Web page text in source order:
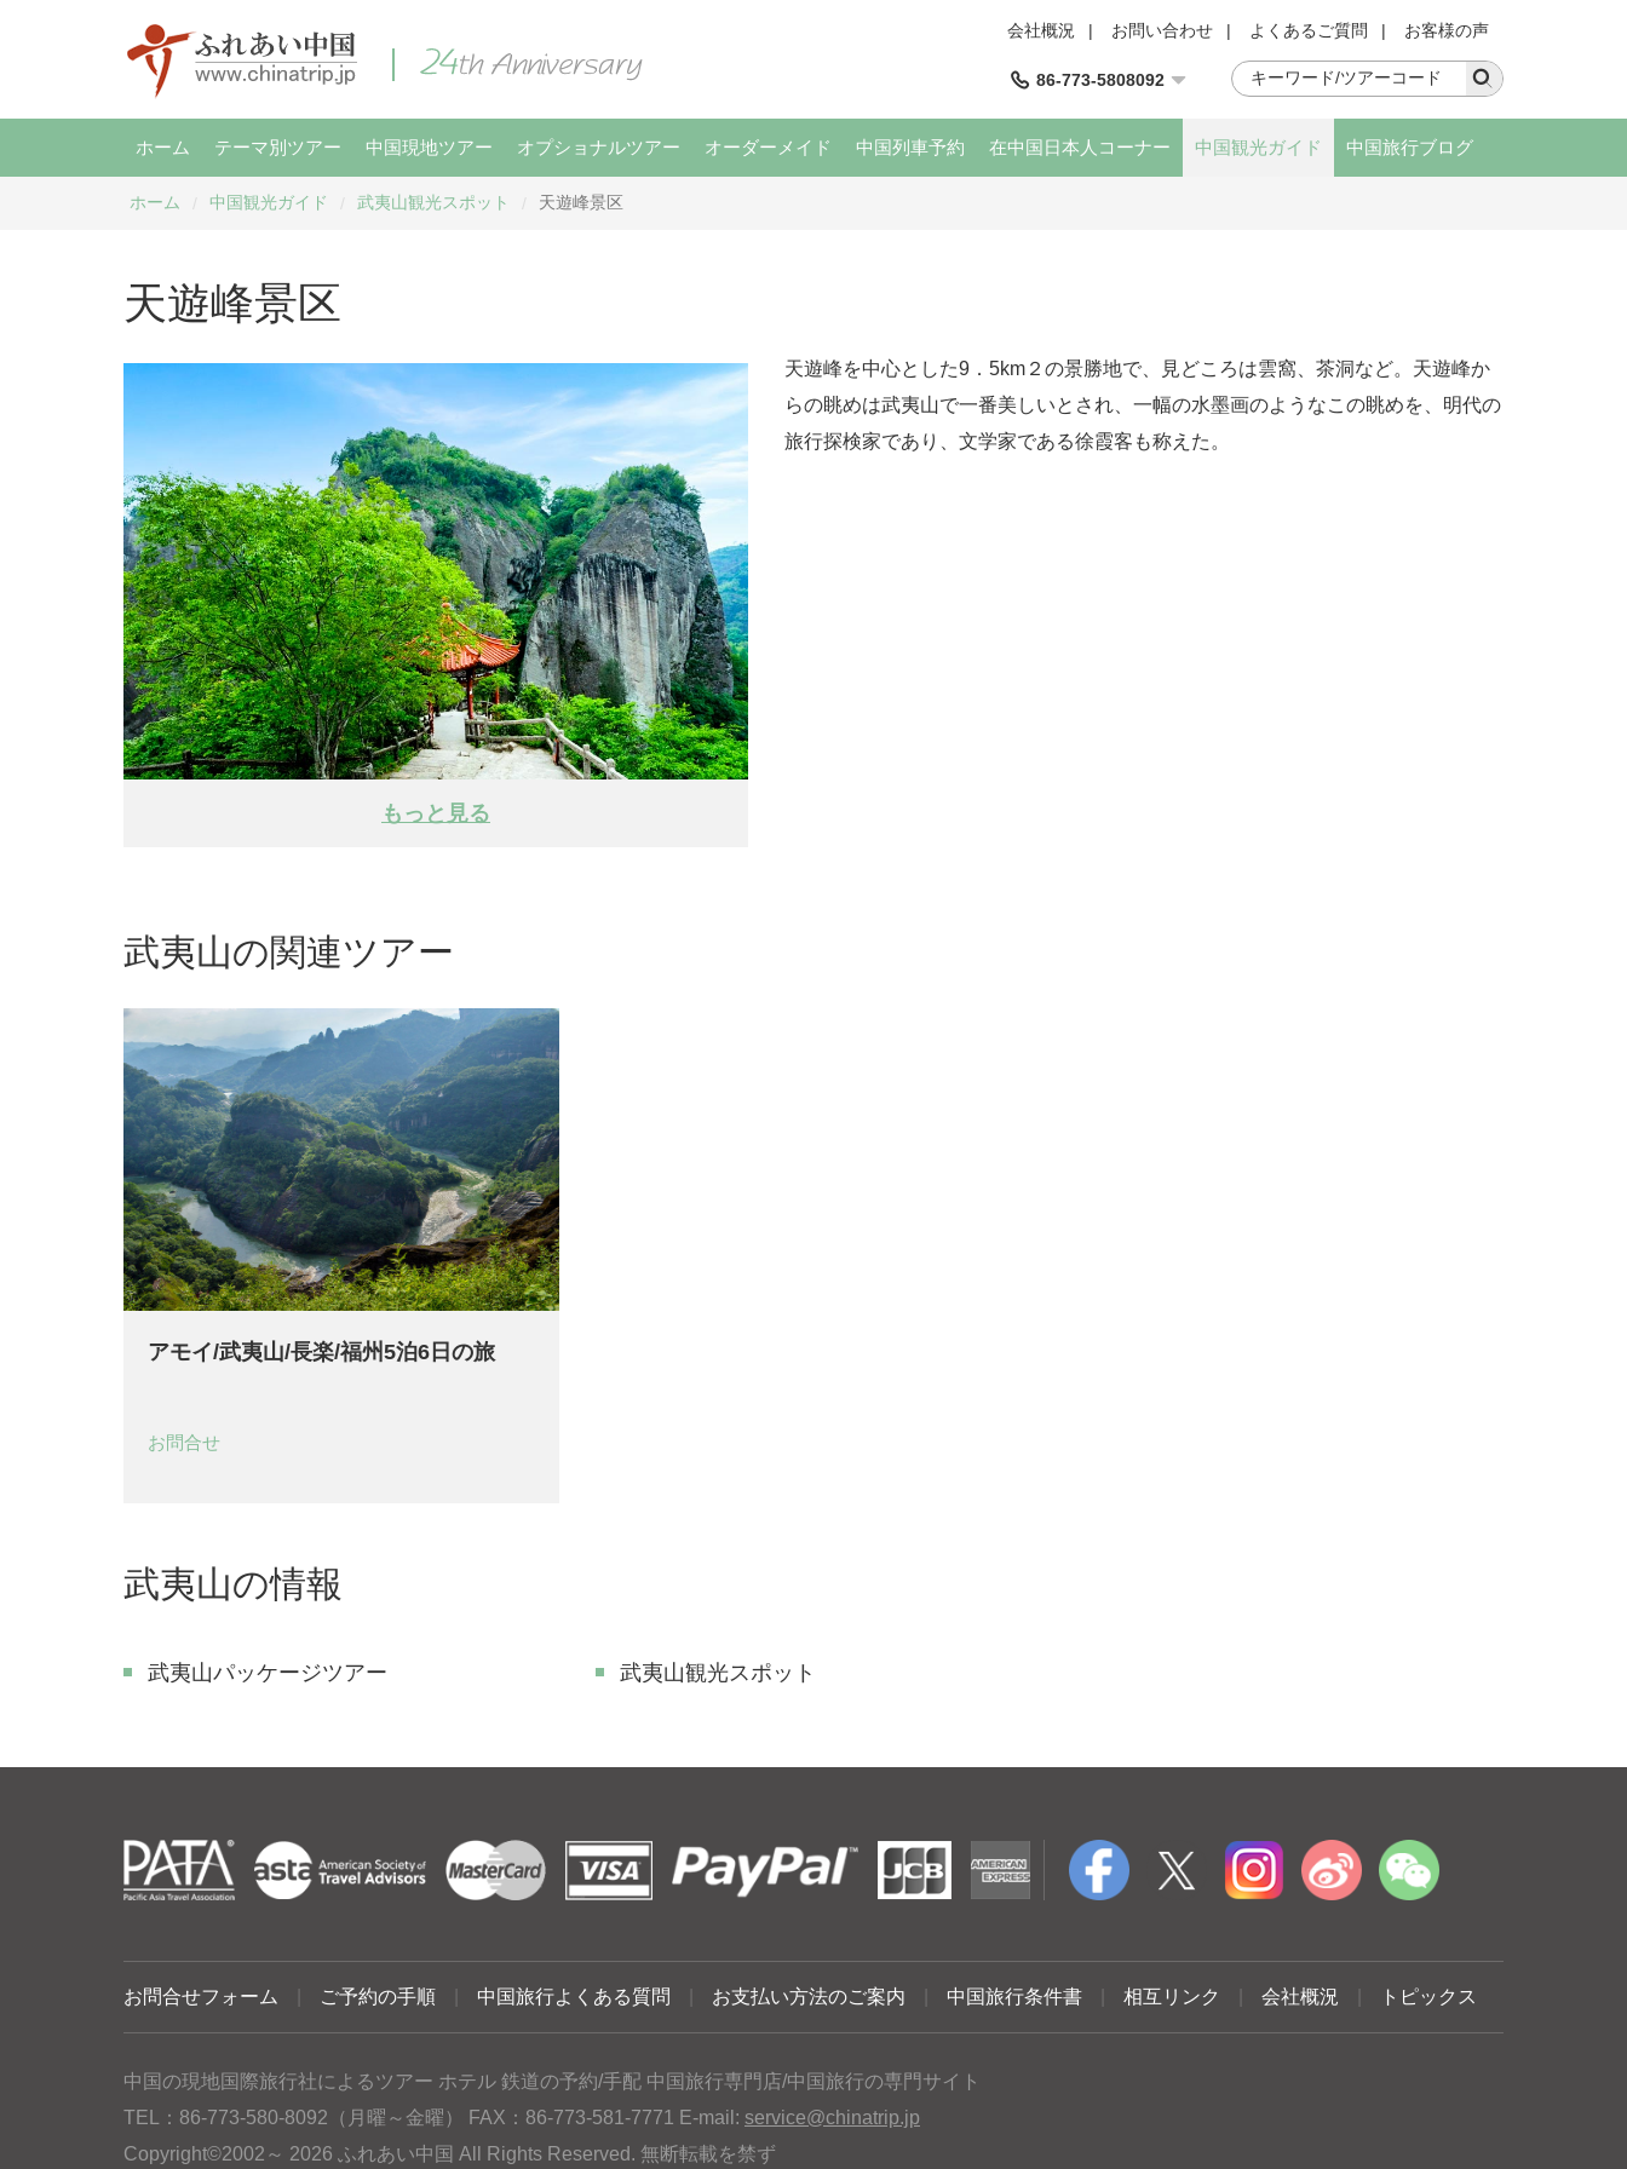
会社概況 | お問い合わせ | よくあるご質問 | お客様の声
86-773-5808092
ホーム テーマ別ツアー 中国現地ツアー オプショナルツアー オーダーメイド 中国列車予約 在中国日本人コーナー 中国観光ガイド 中国旅行ブログ
ホーム 中国観光ガイド 武夷山観光スポット 天遊峰景区
天遊峰景区
もっと見る
天遊峰を中心とした9．5km２の景勝地で、見どころは雲窩、茶洞など。天遊峰か
らの眺めは武夷山で一番美しいとされ、一幅の水墨画のようなこの眺めを、明代の
旅行探検家であり、文学家である徐霞客も称えた。
武夷山の関連ツアー
アモイ/武夷山/長楽/福州5泊6日の旅
お問合せ
武夷山の情報
武夷山パッケージツアー 武夷山観光スポット
お問合せフォーム ご予約の手順 中国旅行よくある質問 お支払い方法のご案内 中国旅行条件書 相互リンク 会社概況 トピックス
中国の現地国際旅行社によるツアー ホテル 鉄道の予約/手配 中国旅行専門店/中国旅行の専門サイト
TEL：86-773-580-8092（月曜～金曜） FAX：86-773-581-7771 E-mail: service@chinatrip.jp
Copyright©2002～ 2026 ふれあい中国 All Rights Reserved. 無断転載を禁ず